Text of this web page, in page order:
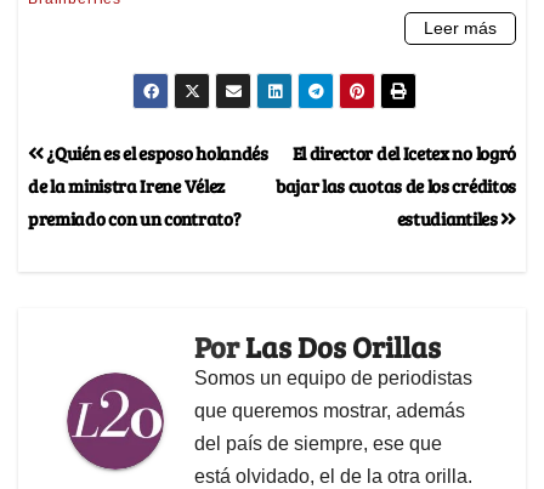
El director del Icetex no logró
bajar las cuotas de los créditos
estudiantiles
¿Quién es el esposo holandés
de la ministra Irene Vélez
premiado con un contrato?
PorLas Dos Orillas
Somos un equipo de periodistas
que queremos mostrar, además
del país de siempre, ese que
está olvidado, el de la otra orilla.